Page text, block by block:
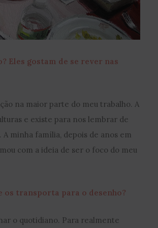
Eles gostam de se rever nas
na maior parte do meu trabalho. A
e existe para nos lembrar de
minha família, depois de anos em
com a ideia de ser o foco do meu
os transporta para o desenho?
o quotidiano. Para realmente